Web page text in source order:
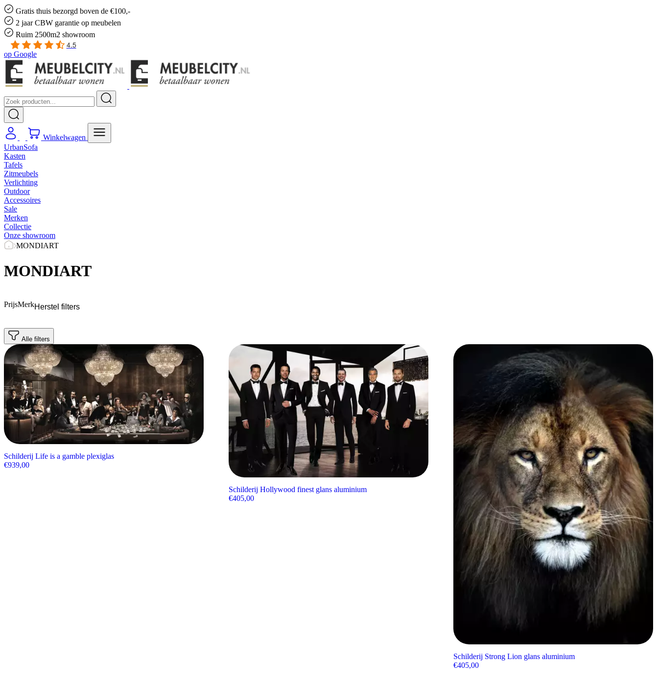
Gratis thuis bezorgd boven de €100,-
2 jaar CBW garantie op meubelen
Ruim 2500m2 showroom
4.5
op Google
Winkelwagen
UrbanSofa
Kasten
Tafels
Zitmeubels
Verlichting
Outdoor
Accessoires
Sale
Merken
Collectie
Onze showroom
MONDIART
MONDIART
PrijsMerkHerstel filters
Alle filters
Schilderij Life is a gamble plexiglas
€939,00
Schilderij Hollywood finest glans aluminium
€405,00
Schilderij Strong Lion glans aluminium
€405,00